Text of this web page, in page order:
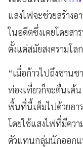
แสงไฟจะช่วยสร้าง
ในอดีตซึ่งเคยโดยสา
ตั้งแต่สมัยสงครามโล
“เมื่อก้าวไปถึงชาน
ท่องเที่ยวก็จะตื่นเต้
พื้นที่นี้เต็มไปด้วยอา
โดยใช้แสงไฟที่มีคว
ตัวแทนกลุ่มนักออกแ